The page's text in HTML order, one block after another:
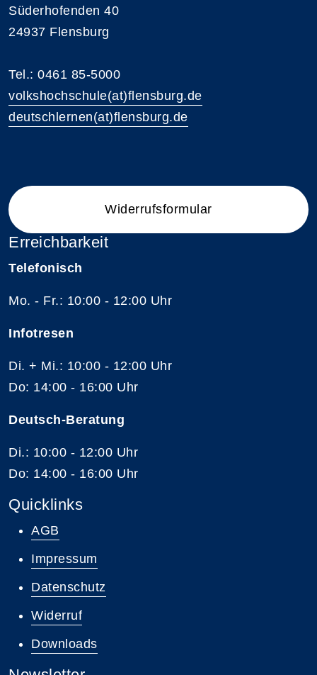
Süderhofenden 40
24937 Flensburg
Tel.: 0461 85-5000
volkshochschule(at)flensburg.de
deutschlernen(at)flensburg.de
Widerrufsformular
Erreichbarkeit
Telefonisch
Mo. - Fr.: 10:00 - 12:00 Uhr
Infotresen
Di. + Mi.: 10:00 - 12:00 Uhr
Do: 14:00 - 16:00 Uhr
Deutsch-Beratung
Di.: 10:00 - 12:00 Uhr
Do: 14:00 - 16:00 Uhr
Quicklinks
AGB
Impressum
Datenschutz
Widerruf
Downloads